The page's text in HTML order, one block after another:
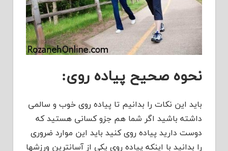
نحوه صحیح پیاده روی:
باید این نکات را بدانیم تا پیاده روی خوب و سالمی
داشته باشید اگر شما هم جزو کسانی هستید که
دوست دارید پیاده روی کنید باید این موارد ضروری
را بدانید با اینکه پیاده روی یکی از آسانترین ورزشها